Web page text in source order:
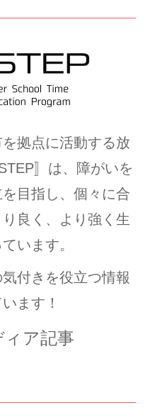
拠点に活動する放
〛は、障がいを
目指し、個々に合
良く、より強く生
います。
付きを役立つ情報
ます！
ア記事